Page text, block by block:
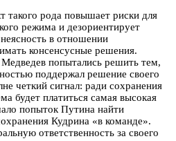
рода повышает риски для
режима и дезориентирует
в отношении
консенсусные решения.
попытались решить тем,
поддержал решение своего
четкий сигнал: ради сохранения
будет платиться самая высокая
попыток Путина найти
Кудрина «в команде».
ответственность за своего